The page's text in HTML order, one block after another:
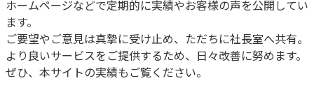
ホームページなどで定期的に実績やお客様の声を公開してい
ます。
ご要望やご意見は真摯に受け止め、ただちに社長室へ共有。
より良いサービスをご提供するため、日々改善に努めます。
ぜひ、本サイトの実績もご覧ください。